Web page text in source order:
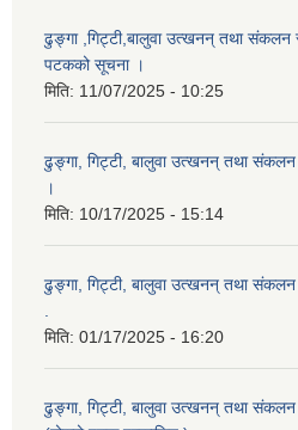
ढुङ्गा ,गिट्टी,बालुवा उत्खनन् तथा संकलन
पटकको सूचना ।
मिति: 11/07/2025 - 10:25
ढुङ्गा, गिट्टी, बालुवा उत्खनन् तथा संकलन
।
मिति: 10/17/2025 - 15:14
ढुङ्गा, गिट्टी, बालुवा उत्खनन् तथा संकलन
.
मिति: 01/17/2025 - 16:20
ढुङ्गा, गिट्टी, बालुवा उत्खनन् तथा संकलन